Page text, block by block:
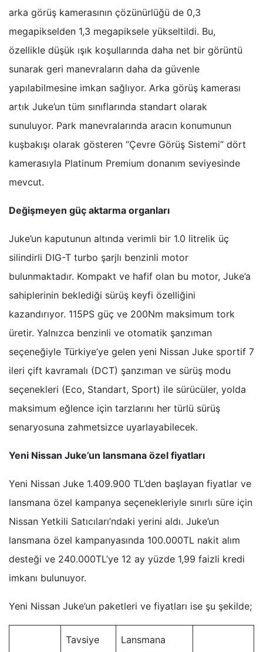
arka görüş kamerasının çözünürlüğü de 0,3
megapikselden 1,3 megapiksele yükseltildi. Bu,
özellikle düşük ışık koşullarında daha net bir görüntü
sunarak geri manevraların daha da güvenle
yapılabilmesine imkan sağlıyor. Arka görüş kamerası
artık Juke’un tüm sınıflarında standart olarak
sunuluyor. Park manevralarında aracın konumunun
kuşbakışı olarak gösteren “Çevre Görüş Sistemi” dört
kamerasıyla Platinum Premium donanım seviyesinde
mevcut.
Değişmeyen güç aktarma organları
Juke’un kaputunun altında verimli bir 1.0 litrelik üç
silindirli DIG-T turbo şarjlı benzinli motor
bulunmaktadır. Kompakt ve hafif olan bu motor, Juke’a
sahiplerinin beklediği sürüş keyfi özelliğini
kazandırıyor. 115PS güç ve 200Nm maksimum tork
üretir. Yalnızca benzinli ve otomatik şanzıman
seçeneğiyle Türkiye’ye gelen yeni Nissan Juke sportif 7
ileri çift kavramalı (DCT) şanzıman ve sürüş modu
seçenekleri (Eco, Standart, Sport) ile sürücüler, yolda
maksimum eğlence için tarzlarını her türlü sürüş
senaryosuna zahmetsizce uyarlayabilecek.
Yeni Nissan Juke’un lansmana özel fiyatları
Yeni Nissan Juke 1.409.900 TL’den başlayan fiyatlar ve
lansmana özel kampanya seçenekleriyle sınırlı süre için
Nissan Yetkili Satıcıları’ndaki yerini aldı. Juke’un
lansmana özel kampanyasında 100.000TL nakit alım
desteği ve 240.000TL’ye 12 ay yüzde 1,99 faizli kredi
imkanı bulunuyor.
Yeni Nissan Juke’un paketleri ve fiyatları ise şu şekilde;
Tavsiye
Lansmana